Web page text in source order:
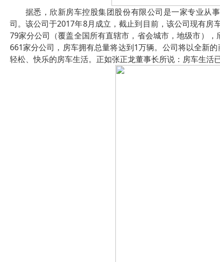
据悉，欣新房车控股集团股份有限公司是一家专业从
司。该公司于2017年8月成立，截止到目前，该公司现有
79家分公司（覆盖全国所有直辖市，省会城市，地级市）
661家分公司，房车拥有总量将达到1万辆。公司将以全新
轻松、快乐的房车生活。正如张正龙董事长所说：房车生